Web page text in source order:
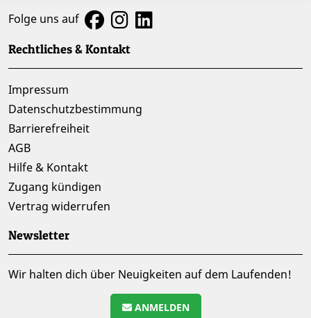
Folge uns auf
Rechtliches & Kontakt
Impressum
Datenschutzbestimmung
Barrierefreiheit
AGB
Hilfe & Kontakt
Zugang kündigen
Vertrag widerrufen
Newsletter
Wir halten dich über Neuigkeiten auf dem Laufenden!
ANMELDEN